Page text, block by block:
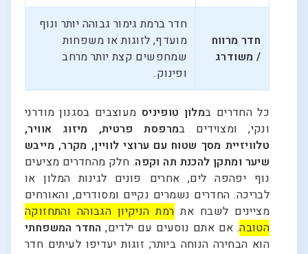
חדר מרווח
/ משודרג
חדר ברמת גימור גבוהה יותר ונוף
מועדף, לזוגות או משפחות
שמחפשים קצת יותר מרחב
ופינוק.
כל החדרים במלון טופיניס מעוצבים בסגנון מודרני
ונקי, ומצוידים במרפסת פרטית, מיזוג אוויר,
טלוויזיית מסך שטוח עם ערוצי לוויין, מקרר, מייבש
שיער ומתקן להכנת תה וקפה. חלק מהחדרים מציעים
נוף יפהפה לים, אחרים פונים לגינות המלון או
לבריכה. החדרים נשמרים נקיים ומסודרים, והאורחים
מציינים לשבח את רמת הניקיון הגבוהה והתחזוקה
הטובה. אם אתם נוסעים עם ילדים, החדר המשפחתי
הוא הבחירה הנוחה ביותר; זוגות יעדיפו לעיתים חדר